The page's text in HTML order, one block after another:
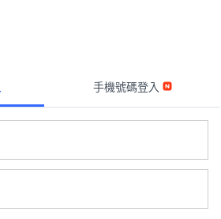
手機號碼登入